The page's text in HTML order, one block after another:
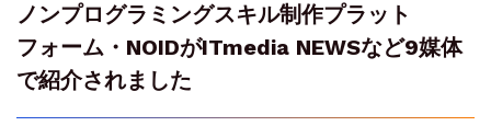
ノンプログラミングスキル制作プラット
フォーム・NOIDがITmedia NEWSなど9媒体
で紹介されました